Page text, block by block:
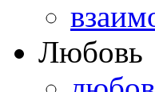
Любовь